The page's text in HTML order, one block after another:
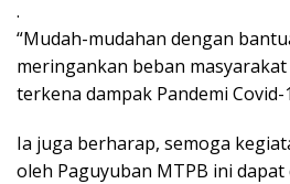
.
“Mudah-mudahan dengan
meringankan beban
terkena dampak Pandemi Covid-
Ia juga berharap, semoga
oleh Paguyuban MTPB ini